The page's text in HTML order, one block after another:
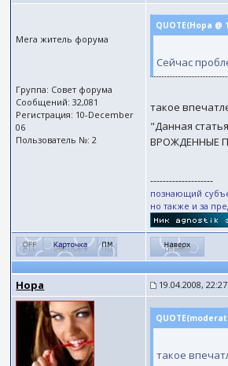
Мега житель форума
Группа: Совет форума
Сообщений: 32,081
Регистрация: 10-December
06
Пользователь №: 2
QUOTE(Нора @
Сейчас
такое
"Данная
ВРОЖДЕННЫЕ
--------------------
познающий
но также и за
Нора 19.04.2008, 22:27
такое